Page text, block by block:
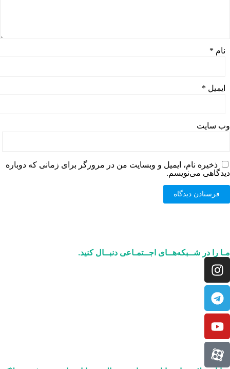
نام *
ایمیل *
وب‌ سایت
ذخیره نام، ایمیل و وبسایت من در مرورگر برای زمانی که دوباره
دیدگاهی می‌نویسم.
مـا را در شــبکه‌هــای اجــتمـاعی دنبــال کنید.